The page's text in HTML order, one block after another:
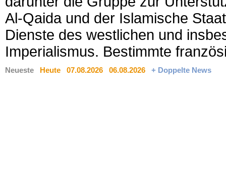
Al-Qaida und der Islamische
Dienste des westlichen und
Imperialismus. Bestimmte
Neueste Heute 07.08.2026 06.08.2026 + Doppelte News